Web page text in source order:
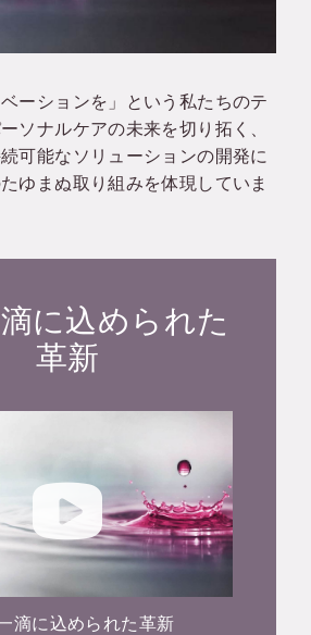
ベーションを」という私たちのテ
ソナルケアの未来を切り拓く、
可能なソリューションの開発に
ゆまぬ取り組みを体現していま
に込められた
革新
滴に込められた革新